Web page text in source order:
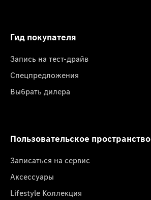
Гид покупателя
Запись на тест-драйв
Спецпредложения
Выбрать дилера
Пользовательское пространство
Записаться на сервис
Аксессуары
Lifestyle Коллекция